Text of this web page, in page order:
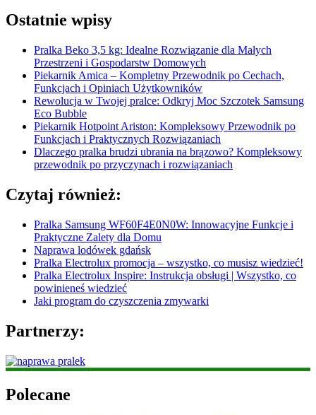
Ostatnie wpisy
Pralka Beko 3,5 kg: Idealne Rozwiązanie dla Małych
Przestrzeni i Gospodarstw Domowych
Piekarnik Amica – Kompletny Przewodnik po Cechach,
Funkcjach i Opiniach Użytkowników
Rewolucja w Twojej pralce: Odkryj Moc Szczotek Samsung
Eco Bubble
Piekarnik Hotpoint Ariston: Kompleksowy Przewodnik po
Funkcjach i Praktycznych Rozwiązaniach
Dlaczego pralka brudzi ubrania na brązowo? Kompleksowy
przewodnik po przyczynach i rozwiązaniach
Czytaj również:
Pralka Samsung WF60F4E0N0W: Innowacyjne Funkcje i
Praktyczne Zalety dla Domu
Naprawa lodówek gdańsk
Pralka Electrolux promocja – wszystko, co musisz wiedzieć!
Pralka Electrolux Inspire: Instrukcja obsługi | Wszystko, co
powinieneś wiedzieć
Jaki program do czyszczenia zmywarki
Partnerzy:
Polecane